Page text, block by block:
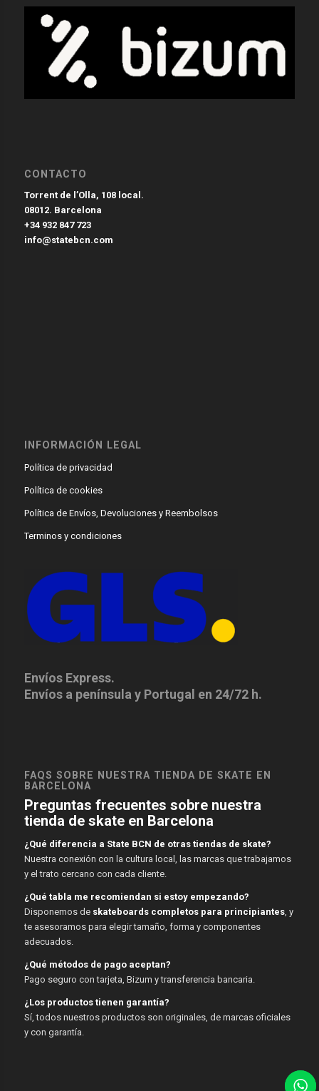
CONTACTO
Torrent de l’Olla, 108 local.
08012. Barcelona
+34 932 847 723
info@statebcn.com
INFORMACIÓN LEGAL
Política de privacidad
Política de cookies
Política de Envíos, Devoluciones y Reembolsos
Terminos y condiciones
Envíos Express.
Envíos a península y Portugal en 24/72 h.
FAQS SOBRE NUESTRA TIENDA DE SKATE EN
BARCELONA
Preguntas frecuentes sobre nuestra
tienda de skate en Barcelona
¿Qué diferencia a State BCN de otras tiendas de skate?
Nuestra conexión con la cultura local, las marcas que trabajamos
y el trato cercano con cada cliente.
¿Qué tabla me recomiendan si estoy empezando?
Disponemos de skateboards completos para principiantes, y
te asesoramos para elegir tamaño, forma y componentes
adecuados.
¿Qué métodos de pago aceptan?
Pago seguro con tarjeta, Bizum y transferencia bancaria.
¿Los productos tienen garantía?
Sí, todos nuestros productos son originales, de marcas oficiales
y con garantía.